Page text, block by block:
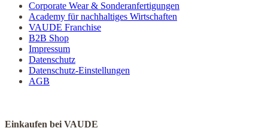
Corporate Wear & Sonderanfertigungen
Academy für nachhaltiges Wirtschaften
VAUDE Franchise
B2B Shop
Impressum
Datenschutz
Datenschutz-Einstellungen
AGB
Einkaufen bei VAUDE